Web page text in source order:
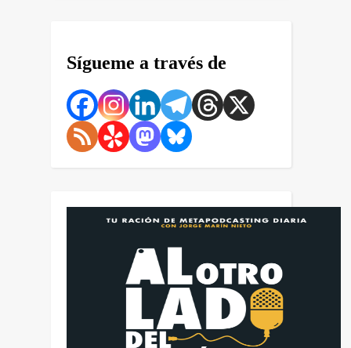
Sígueme a través de